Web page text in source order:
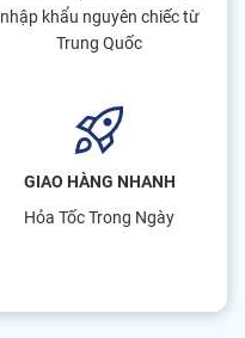
nhập khẩu nguyên chiếc từ
Trung Quốc
GIAO HÀNG NHANH
Hỏa Tốc Trong Ngày